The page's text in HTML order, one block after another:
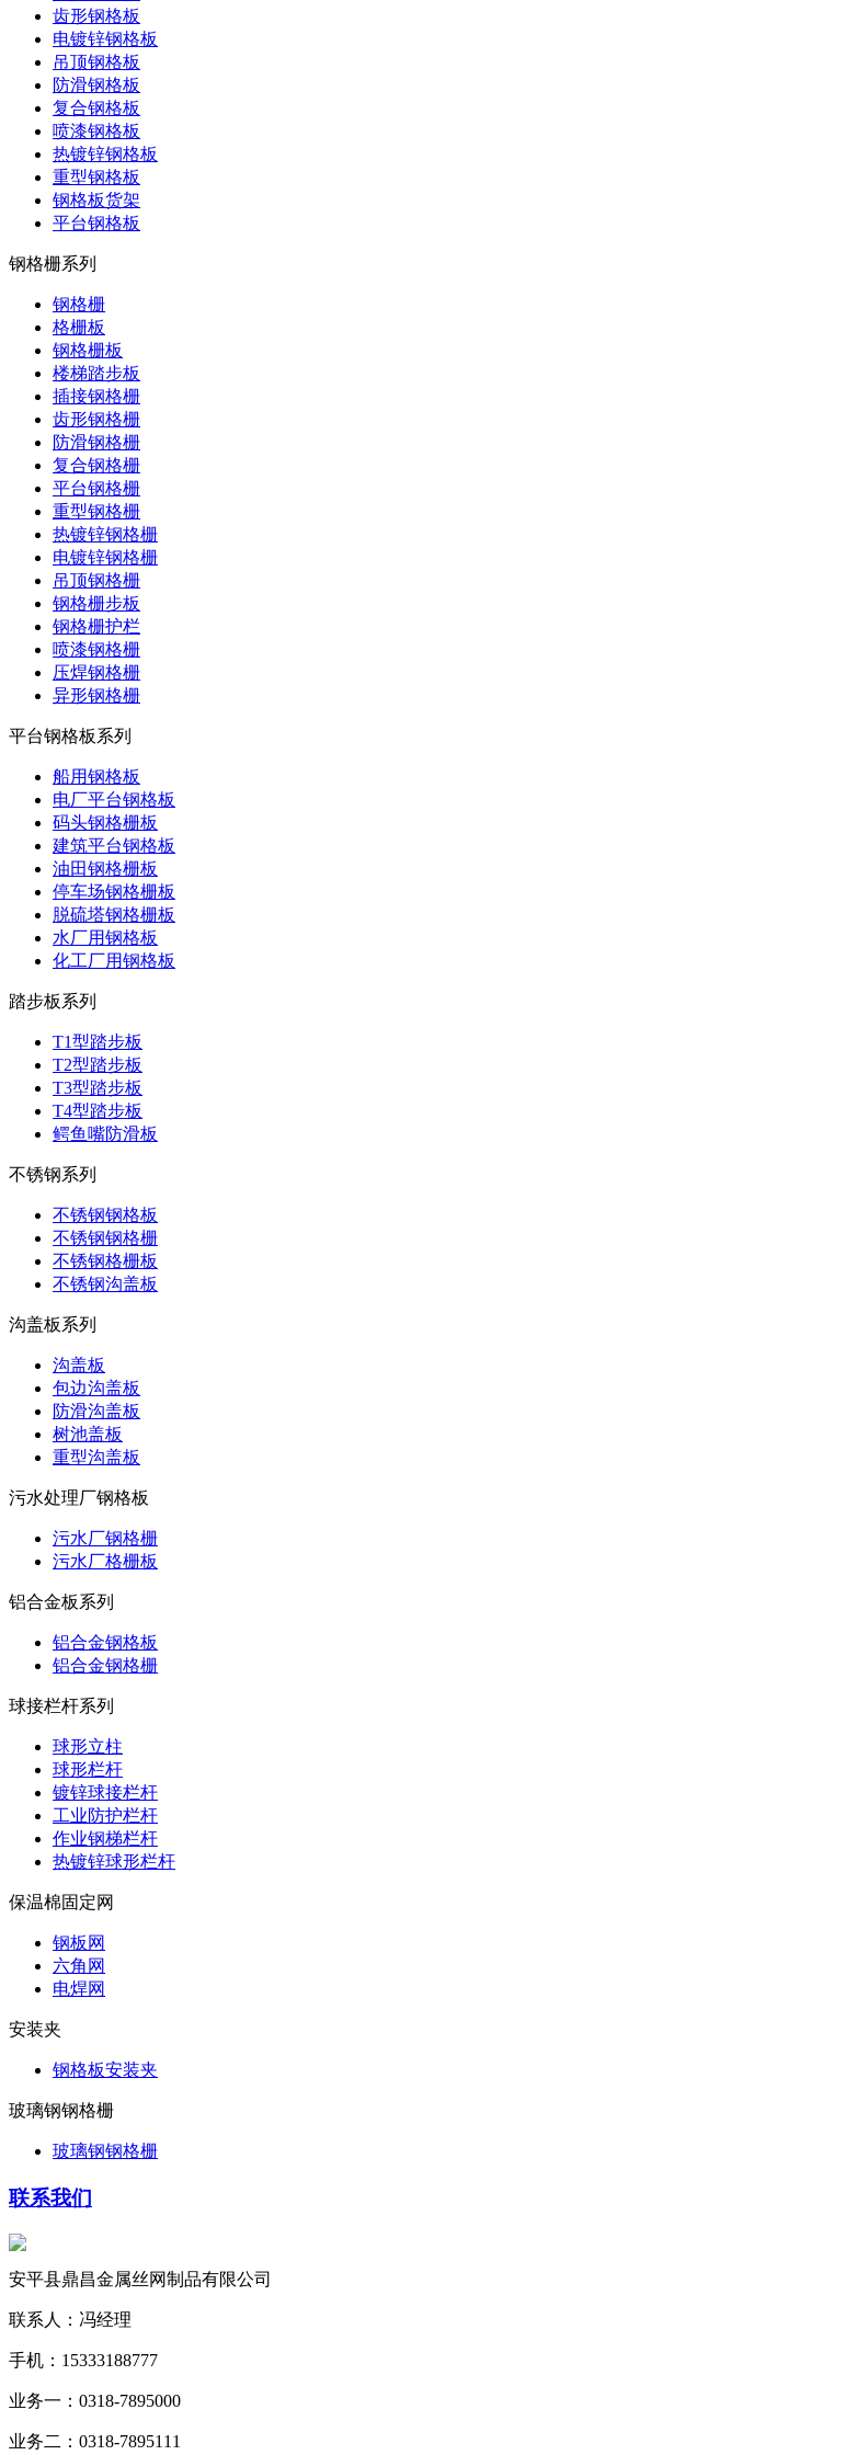
齿形钢格板
电镀锌钢格板
吊顶钢格板
防滑钢格板
复合钢格板
喷漆钢格板
热镀锌钢格板
重型钢格板
钢格板货架
平台钢格板
钢格栅系列
钢格栅
格栅板
钢格栅板
楼梯踏步板
插接钢格栅
齿形钢格栅
防滑钢格栅
复合钢格栅
平台钢格栅
重型钢格栅
热镀锌钢格栅
电镀锌钢格栅
吊顶钢格栅
钢格栅步板
钢格栅护栏
喷漆钢格栅
压焊钢格栅
异形钢格栅
平台钢格板系列
船用钢格板
电厂平台钢格板
码头钢格栅板
建筑平台钢格板
油田钢格栅板
停车场钢格栅板
脱硫塔钢格栅板
水厂用钢格板
化工厂用钢格板
踏步板系列
T1型踏步板
T2型踏步板
T3型踏步板
T4型踏步板
鳄鱼嘴防滑板
不锈钢系列
不锈钢钢格板
不锈钢钢格栅
不锈钢格栅板
不锈钢沟盖板
沟盖板系列
沟盖板
包边沟盖板
防滑沟盖板
树池盖板
重型沟盖板
污水处理厂钢格板
污水厂钢格栅
污水厂格栅板
铝合金板系列
铝合金钢格板
铝合金钢格栅
球接栏杆系列
球形立柱
球形栏杆
镀锌球接栏杆
工业防护栏杆
作业钢梯栏杆
热镀锌球形栏杆
保温棉固定网
钢板网
六角网
电焊网
安装夹
钢格板安装夹
玻璃钢钢格栅
玻璃钢钢格栅
联系我们
安平县鼎昌金属丝网制品有限公司
联系人：冯经理
手机：15333188777
业务一：0318-7895000
业务二：0318-7895111